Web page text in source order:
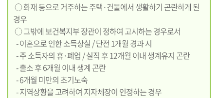
○ 화재 등으로 거주하는 주택·건물에서 생활하기 곤란하게 된
경우
○ 그밖에 보건복지부 장관이 정하여 고시하는 경우로서
- 이혼으로 인한 소득상실 / 단전 1개월 경과 시
- 주 소득자의 휴·폐업 / 실직 후 12개월 이내 생계유지 곤란
- 출소 후 6개월 이내 생계 곤란
- 6개월 미만의 초기노숙
- 지역상황을 고려하여 지자체장이 인정하는 경우